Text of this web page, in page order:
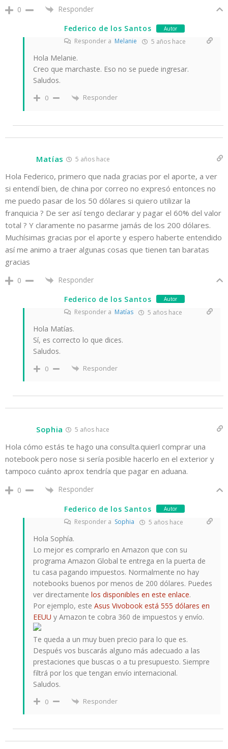
0 Responder
Federico de los Santos Autor
Responder a Melanie 5 años hace
Hola Melanie.
Creo que marchaste. Eso no se puede ingresar.
Saludos.
0 Responder
Matías 5 años hace
Hola Federico, primero que nada gracias por el aporte, a ver
si entendí bien, de china por correo no expresó entonces no
me puedo pasar de los 50 dólares si quiero utilizar la
franquicia ? De ser así tengo declarar y pagar el 60% del valor
total ? Y claramente no pasarme jamás de los 200 dólares.
Muchísimas gracias por el aporte y espero haberte entendido
así me animo a traer algunas cosas que tienen tan baratas
gracias
0 Responder
Federico de los Santos Autor
Responder a Matías 5 años hace
Hola Matías.
Sí, es correcto lo que dices.
Saludos.
0 Responder
Sophia 5 años hace
Hola cómo estás te hago una consulta.quierl comprar una
notebook pero nose si sería posible hacerlo en el exterior y
tampoco cuánto aprox tendría que pagar en aduana.
0 Responder
Federico de los Santos Autor
Responder a Sophia 5 años hace
Hola Sophía.
Lo mejor es comprarlo en Amazon que con su
programa Amazon Global te entrega en la puerta de
tu casa pagando impuestos. Normalmente no hay
notebooks buenos por menos de 200 dólares. Puedes
ver directamente los disponibles en este enlace.
Por ejemplo, este Asus Vivobook está 555 dólares en
EEUU y Amazon te cobra 360 de impuestos y envío.
Te queda a un muy buen precio para lo que es.
Después vos buscarás alguno más adecuado a las
prestaciones que buscas o a tu presupuesto. Siempre
filtrá por los que tengan envío internacional.
Saludos.
0 Responder